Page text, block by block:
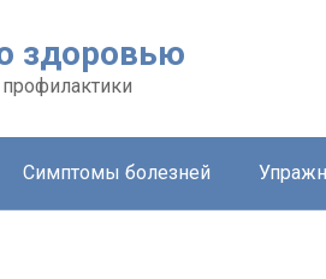
здоровью
Симптомы болезней